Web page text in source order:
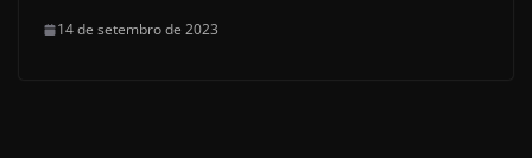
14 de setembro de 2023